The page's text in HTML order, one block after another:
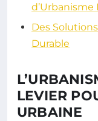
d’Urbanisme
Des
Durable
LEVIER
URBAINE